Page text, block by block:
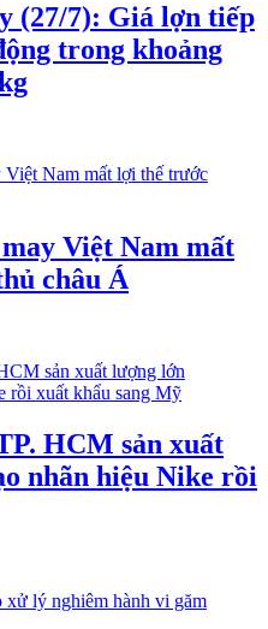
(27/7): Giá lợn tiếp
trong khoảng
Việt Nam mất
châu Á
HCM sản xuất
nhãn hiệu Nike rồi